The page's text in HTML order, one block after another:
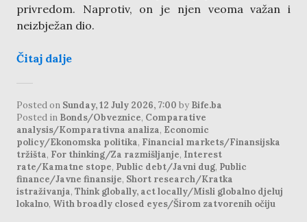
privredom. Naprotiv, on je njen veoma važan i
neizbježan dio.
Čitaj dalje
Posted on Sunday, 12 July 2026, 7:00 by Bife.ba
Posted in Bonds/Obveznice, Comparative
analysis/Komparativna analiza, Economic
policy/Ekonomska politika, Financial markets/Finansijska
tržišta, For thinking/Za razmišljanje, Interest
rate/Kamatne stope, Public debt/Javni dug, Public
finance/Javne finansije, Short research/Kratka
istraživanja, Think globally, act locally/Misli globalno djeluj
lokalno, With broadly closed eyes/Širom zatvorenih očiju